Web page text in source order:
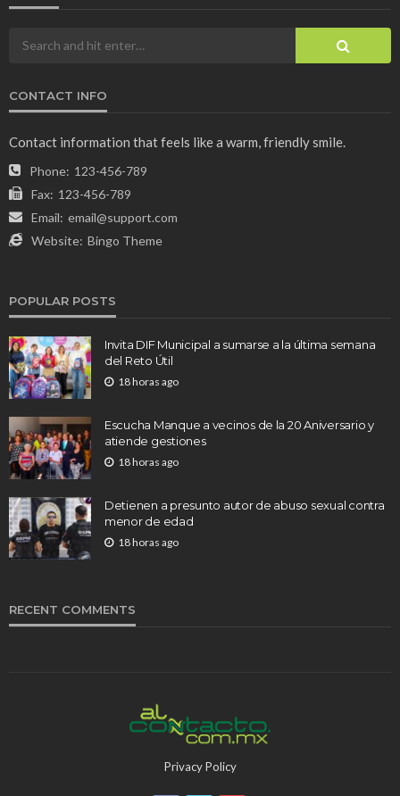
CONTACT INFO
Contact information that feels like a warm, friendly smile.
Phone: 123-456-789
Fax: 123-456-789
Email: email@support.com
Website: Bingo Theme
POPULAR POSTS
Invita DIF Municipal a sumarse a la última semana
del Reto Útil
18 horas ago
Escucha Manque a vecinos de la 20 Aniversario y
atiende gestiones
18 horas ago
Detienen a presunto autor de abuso sexual contra
menor de edad
18 horas ago
RECENT COMMENTS
Privacy Policy